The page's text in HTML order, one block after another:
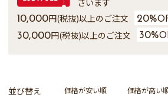
10,000円(税抜)以上のご注文 20%
30,000円(税抜)以上のご注文 30%
並び替え 価格が安い順 価格が高い